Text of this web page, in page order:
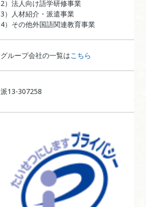
2）法人向け語学研修事業
3）人材紹介・派遣事業
4）その他外国語関連教育事業
グループ会社の一覧はこちら
派13-307258